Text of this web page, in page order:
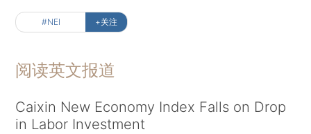
#NEI +关注
阅读英文报道
Caixin New Economy Index Falls on Drop
in Labor Investment